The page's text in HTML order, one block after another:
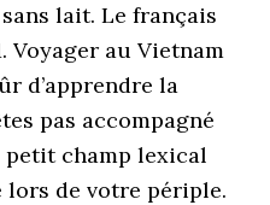
lait. Le français
Voyager au Vietnam
d’apprendre la
pas accompagné
champ lexical
de votre périple.